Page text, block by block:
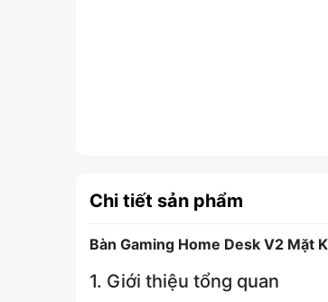
Chi tiết sản phẩm
Bàn Gaming Home Desk V2 Mặt
1. Giới thiệu tổng quan